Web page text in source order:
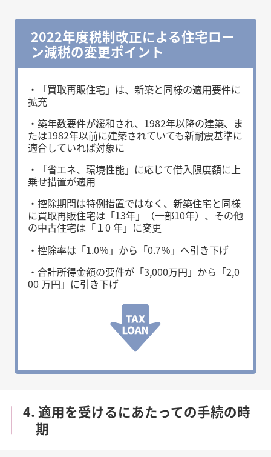
2022年度税制改正による住宅ロー
ン減税の変更ポイント
・「買取再販住宅」は、新築と同様の適用要件に
拡充
・築年数要件が緩和され、1982年以降の建築、ま
たは1982年以前に建築されていても新耐震基準に
適合していれば対象に
・「省エネ、環境性能」に応じて借入限度額に上
乗せ措置が適用
・控除期間は特例措置ではなく、新築住宅と同様
に買取再販住宅は「13年」（一部10年）、その他
の中古住宅は「１0 年」に変更
・控除率は「1.0％」から「0.7％」へ引き下げ
・合計所得金額の要件が「3,000万円」から「2,0
00 万円」に引き下げ
4. 適用を受けるにあたっての手続の時
期